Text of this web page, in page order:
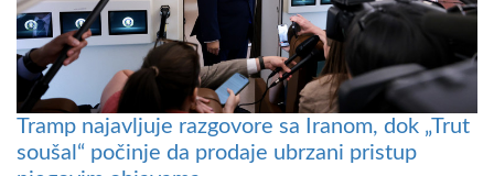
Tramp najavljuje razgovore sa Iranom, dok „Trut
soušal“ počinje da prodaje ubrzani pristup